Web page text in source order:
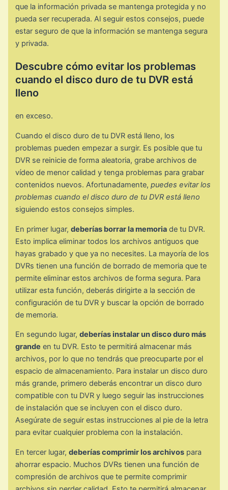
que la información privada se mantenga protegida y no
pueda ser recuperada. Al seguir estos consejos, puede
estar seguro de que la información se mantenga segura
y privada.
Descubre cómo evitar los problemas
cuando el disco duro de tu DVR está
lleno
en exceso.
Cuando el disco duro de tu DVR está lleno, los
problemas pueden empezar a surgir. Es posible que tu
DVR se reinicie de forma aleatoria, grabe archivos de
vídeo de menor calidad y tenga problemas para grabar
contenidos nuevos. Afortunadamente,puedes evitar los
problemas cuando el disco duro de tu DVR está lleno
siguiendo estos consejos simples.
En primer lugar,deberías borrar la memoria de tu DVR.
Esto implica eliminar todos los archivos antiguos que
hayas grabado y que ya no necesites. La mayoría de los
DVRs tienen una función de borrado de memoria que te
permite eliminar estos archivos de forma segura. Para
utilizar esta función, deberás dirigirte a la sección de
configuración de tu DVR y buscar la opción de borrado
de memoria.
En segundo lugar,deberías instalar un disco duro más
grande en tu DVR. Esto te permitirá almacenar más
archivos, por lo que no tendrás que preocuparte por el
espacio de almacenamiento. Para instalar un disco duro
más grande, primero deberás encontrar un disco duro
compatible con tu DVR y luego seguir las instrucciones
de instalación que se incluyen con el disco duro.
Asegúrate de seguir estas instrucciones al pie de la letra
para evitar cualquier problema con la instalación.
En tercer lugar,deberías comprimir los archivos para
ahorrar espacio. Muchos DVRs tienen una función de
compresión de archivos que te permite comprimir